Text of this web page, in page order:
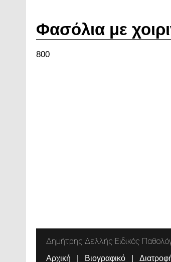
Φασόλια με
800
Δημήτρης Δελλής Ειδικός
Αρχική Βιογραφικό